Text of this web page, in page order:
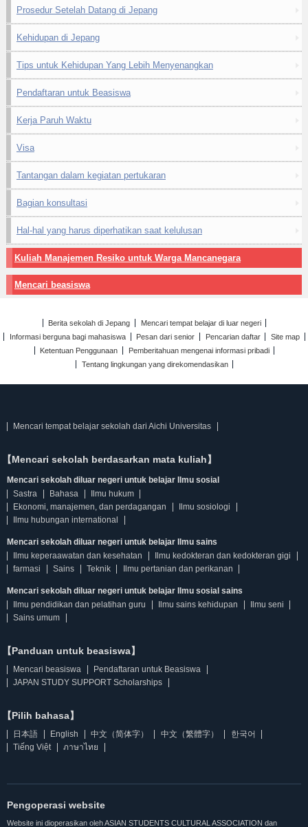
Prosedur Setelah Datang di Jepang
Kehidupan di Jepang
Tips untuk Kehidupan Yang Lebih Menyenangkan
Pendaftaran untuk Beasiswa
Kerja Paruh Waktu
Visa
Tantangan dalam kegiatan pertukaran
Bagian konsultasi
Hal-hal yang harus diperhatikan saat kelulusan
Kuliah Manajemen Resiko untuk Warga Mancanegara
Mencari beasiswa
Berita sekolah di Jepang
Mencari tempat belajar di luar negeri
Informasi berguna bagi mahasiswa
Pesan dari senior Pencarian daftar
Site map
Ketentuan Penggunaan
Pemberitahuan mengenai informasi pribadi
Tentang lingkungan yang direkomendasikan
Mencari tempat belajar sekolah dari Aichi Universitas
【Mencari sekolah berdasarkan mata kuliah】
Mencari sekolah diluar negeri untuk belajar Ilmu sosial
Sastra
Bahasa
Ilmu hukum
Ekonomi, manajemen, dan perdagangan
Ilmu sosiologi
Ilmu hubungan international
Mencari sekolah diluar negeri untuk belajar Ilmu sains
Ilmu keperaawatan dan kesehatan
Ilmu kedokteran dan kedokteran gigi
farmasi
Sains Teknik Ilmu pertanian dan perikanan
Mencari sekolah diluar negeri untuk belajar Ilmu sosial sains
Ilmu pendidikan dan pelatihan guru
Ilmu sains kehidupan
Ilmu seni
Sains umum
【Panduan untuk beasiswa】
Mencari beasiswa
Pendaftaran untuk Beasiswa
JAPAN STUDY SUPPORT Scholarships
【Pilih bahasa】
日本語 English 中文（简体字） 中文（繁體字）
한국어
Tiếng Việt
ภาษาไทย
Pengoperasi website
Website ini dioperasikan oleh ASIAN STUDENTS CULTURAL ASSOCIATION dan